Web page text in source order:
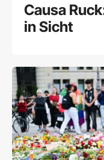
Causa
in Sicht